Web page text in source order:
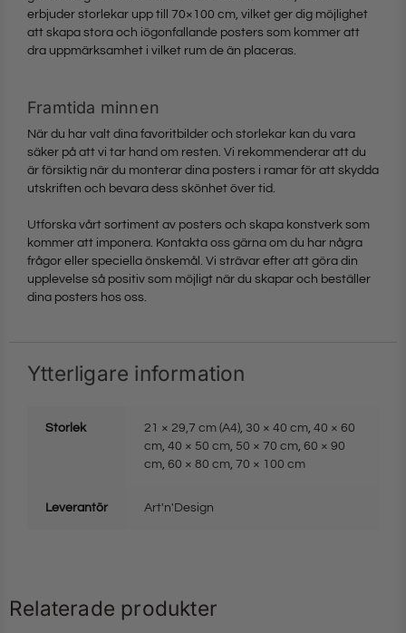
erbjuder storlekar upp till 70×100 cm, vilket ger dig möjlighet
att skapa stora och iögonfallande posters som kommer att
dra uppmärksamhet i vilket rum de än placeras.
Framtida minnen
När du har valt dina favoritbilder och storlekar kan du vara
säker på att vi tar hand om resten. Vi rekommenderar att du
är försiktig när du monterar dina posters i ramar för att skydda
utskriften och bevara dess skönhet över tid.
Utforska vårt sortiment av posters och skapa konstverk som
kommer att imponera. Kontakta oss gärna om du har några
frågor eller speciella önskemål. Vi strävar efter att göra din
upplevelse så positiv som möjligt när du skapar och beställer
dina posters hos oss.
Ytterligare information
Storlek 21 × 29,7 cm (A4), 30 × 40 cm, 40 × 60
cm, 40 × 50 cm, 50 × 70 cm, 60 × 90
cm, 60 × 80 cm, 70 × 100 cm
Leverantör Art'n'Design
Relaterade produkter